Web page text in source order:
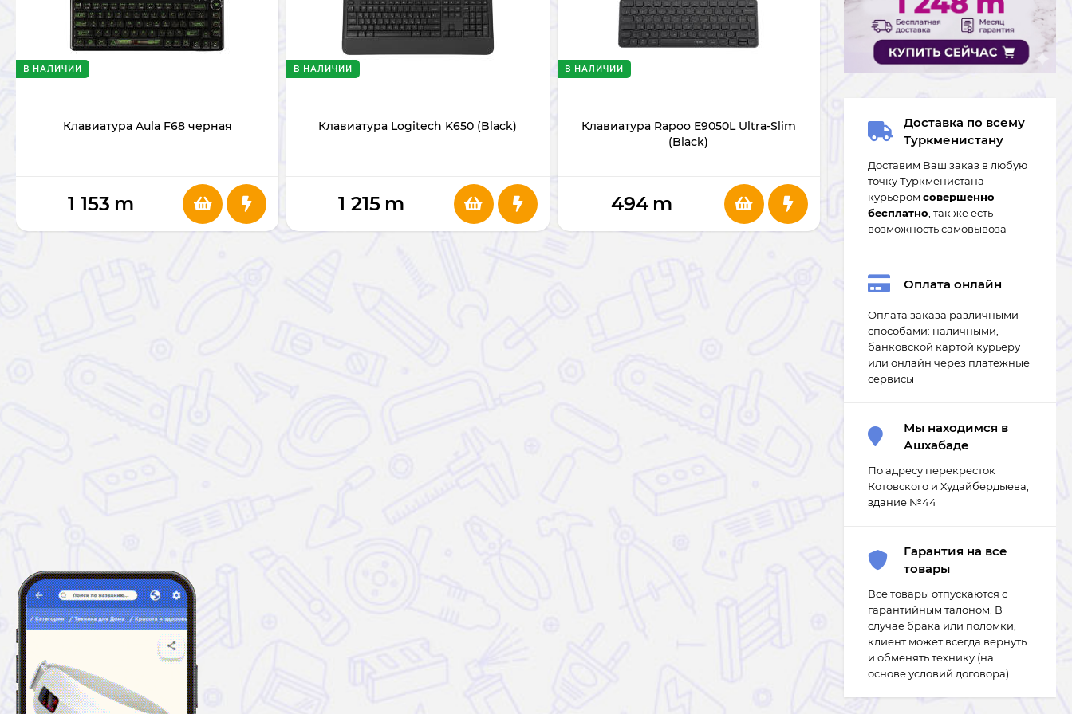
Клавиатура Aula F68 черная
В НАЛИЧИИ
1 153 m
Клавиатура Logitech K650 (Black)
В НАЛИЧИИ
1 215 m
Клавиатура Rapoo E9050L Ultra-Slim
(Black)
В НАЛИЧИИ
494 m
Беспроводная клавиатура Rapoo
392 m
Доставка по всему
Туркменистану
Доставим Ваш заказ в любую
точку Туркменистана
курьером совершенно
бесплатно , так же есть
возможность самовывоза
Оплата онлайн
Оплата заказа различными
способами: наличными,
банковской картой курьеру
или онлайн через платежные
сервисы
Мы находимся в
Ашхабаде
По адресу перекресток
Котовского и Худайбердыева,
здание №44
Гарантия на все
товары
Все товары отпускаются с
гарантийным талоном. В
случае брака или поломки,
клиент может всегда вернуть
и обменять технику (на
основе условий договора)